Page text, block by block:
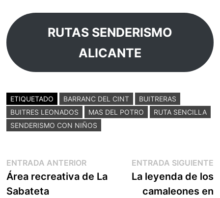
RUTAS SENDERISMO
ALICANTE
ETIQUETADO BARRANC DEL CINT
BUITRERAS
BUITRES LEONADOS
MAS DEL POTRO
RUTA SENCILLA
SENDERISMO CON NIÑOS
Navegación
de
ENTRADA ANTERIOREntrada
anterior:
Área recreativa de La
Sabateta
ENTRADA SIGUIENTE
La leyenda de los
camaleones en